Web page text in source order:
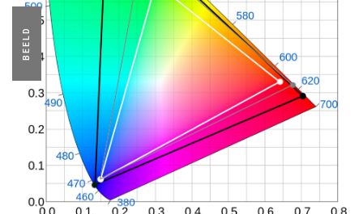
BEELD